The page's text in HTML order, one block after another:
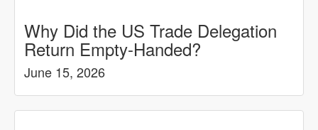
Why Did the US Trade Delegation
Return Empty-Handed?
June 15, 2026